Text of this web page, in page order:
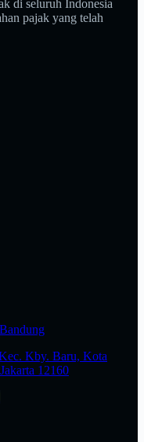
di seluruh Indonesia
pajak yang telah
Kby. Baru, Kota
12160